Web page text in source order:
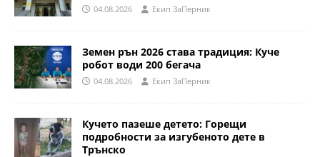
04.08.2026 Eкип ЗаПерник
Земен рън 2026 става традиция: Куче
робот води 200 бегача
04.08.2026 Eкип ЗаПерник
Кучето пазеше детето: Горещи
подробности за изгубеното дете в
Трънско